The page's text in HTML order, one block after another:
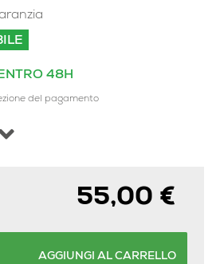
48H
del pagamento
55,00 €
AGGIUNGI AL CARRELLO